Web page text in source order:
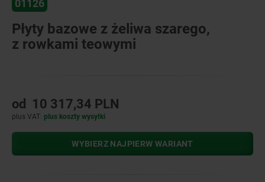
01126
Płyty bazowe z żeliwa szarego,
z rowkami teowymi
od 10 317,34 PLN
plus VAT plus koszty wysyłki
WYBIERZ NAJPIERW WARIANT